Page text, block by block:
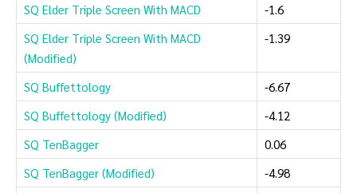
SQ Elder Triple Screen With MACD
-1.6
SQ Elder Triple Screen With MACD
(Modified)
-1.39
SQ Buffettology
-6.67
SQ Buffettology (Modified)
-4.12
SQ TenBagger
0.06
SQ TenBagger (Modified)
-4.98